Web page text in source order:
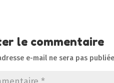
le commentaire
e-mail ne sera pas